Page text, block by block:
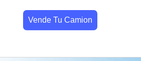
Vende Tu Camion